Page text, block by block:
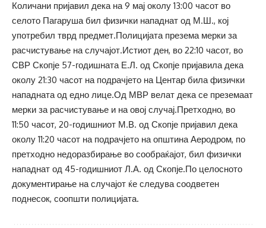
Количани пријавил дека на 9 мај околу 13:00 часот во
селото Пагаруша бил физички нападнат од М.Ш., кој
употребил тврд предмет.Полицијата презема мерки за
расчистување на случајот.Истиот ден, во 22:10 часот, во
СВР Скопје 57-годишната Е.Л. од Скопје пријавила дека
околу 21:30 часот на подрачјето на Центар била физички
нападната од едно лице.Од МВР велат дека се преземаат
мерки за расчистување и на овој случај.Претходно, во
11:50 часот, 20-годишниот М.В. од Скопје пријавил дека
околу 11:20 часот на подрачјето на општина Аеродром, по
претходно недоразбирање во сообраќајот, бил физички
нападнат од 45-годишниот Л.А. од Скопје.По целосното
документирање на случајот ќе следува соодветен
поднесок, соопшти полицијата.